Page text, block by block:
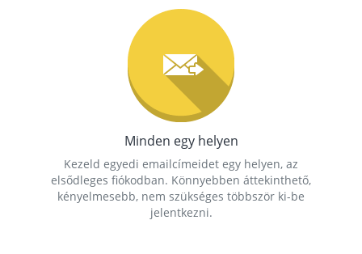
Minden egy helyen
Kezeld egyedi emailcímeidet egy helyen, az
elsődleges fiókodban. Könnyebben áttekinthető,
kényelmesebb, nem szükséges többször ki-be
jelentkezni.